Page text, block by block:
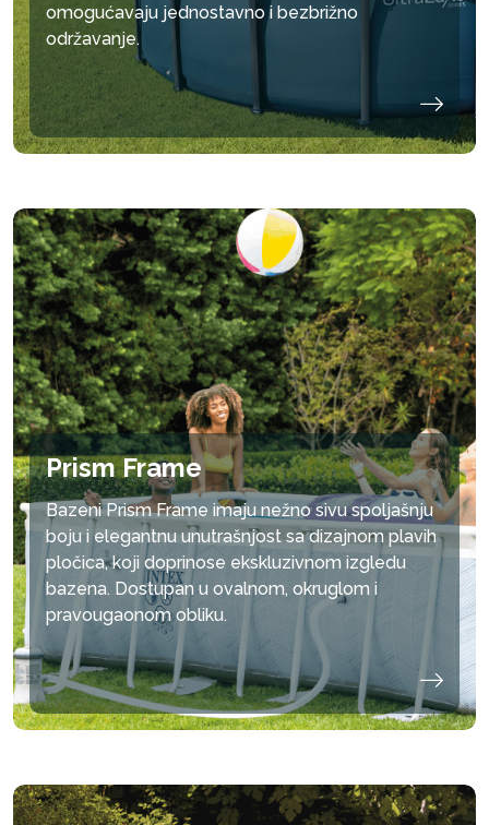
umanji
omogućavaju jednostavno i bezbrižno
održavanje.
Prism Frame
Bazeni Prism Frame imaju nežno sivu spoljašnju
boju i elegantnu unutrašnjost sa dizajnom plavih
pločica, koji doprinose ekskluzivnom izgledu
bazena. Dostupan u ovalnom, okruglom i
pravougaonom obliku.